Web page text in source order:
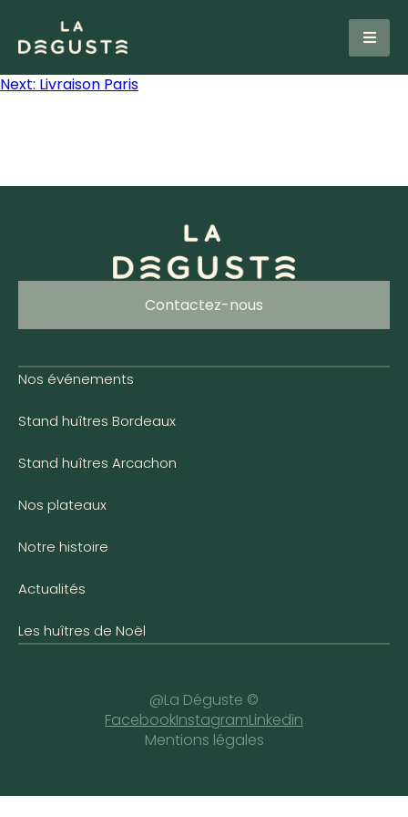
Next: Livraison Paris
Contactez-nous
Nos événements
Stand huîtres Bordeaux
Stand huîtres Arcachon
Nos plateaux
Notre histoire
Actualités
Les huîtres de Noël
@La Déguste ©
FacebookInstagramLinkedin
Mentions légales